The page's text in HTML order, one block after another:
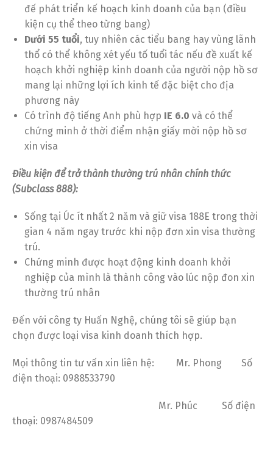
đế phát triển kế hoạch kinh doanh của bạn (điều
kiện cụ thể theo từng bang)
Dưới 55 tuổi, tuy nhiên các tiểu bang hay vùng lãnh
thổ có thể không xét yếu tố tuổi tác nếu đề xuất kế
hoạch khởi nghiệp kinh doanh của người nộp hồ sơ
mang lại những lợi ích kinh tế đặc biệt cho địa
phương này
Có trình độ tiếng Anh phù hợp IE 6.0 và có thể
chứng minh ở thời điểm nhận giấy mời nộp hồ sơ
xin visa
Điều kiện để trở thành thường trú nhân chính thức
(Subclass 888):
Sống tại Úc ít nhất 2 năm và giữ visa 188E trong thời
gian 4 năm ngay trước khi nộp đơn xin visa thường
trú.
Chứng minh được hoạt động kinh doanh khởi
nghiệp của mình là thành công vào lúc nộp đon xin
thường trú nhân
Đến với công ty Huấn Nghệ, chúng tôi sẽ giúp bạn
chọn được loại visa kinh doanh thích hợp.
Mọi thông tin tư vấn xin liên hệ: Mr. Phong Số
điện thoại: 0988533790
Mr. Phúc Số điện
thoại: 0987484509